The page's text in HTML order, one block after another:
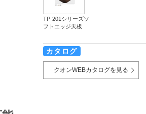
TP-201シリーズソ
フトエッジ天板
カタログ
クオンWEBカタログを見る